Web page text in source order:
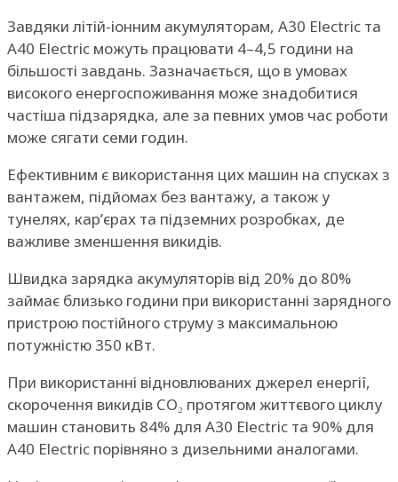
Завдяки літій-іонним акумуляторам, A30 Electric та
A40 Electric можуть працювати 4–4,5 години на
більшості завдань. Зазначається, що в умовах
високого енергоспоживання може знадобитися
частіша підзарядка, але за певних умов час роботи
може сягати семи годин.
Ефективним є використання цих машин на спусках з
вантажем, підйомах без вантажу, а також у
тунелях, кар’єрах та підземних розробках, де
важливе зменшення викидів.
Швидка зарядка акумуляторів від 20% до 80%
займає близько години при використанні зарядного
пристрою постійного струму з максимальною
потужністю 350 кВт.
При використанні відновлюваних джерел енергії,
скорочення викидів CO₂ протягом життєвого циклу
машин становить 84% для A30 Electric та 90% для
A40 Electric порівняно з дизельними аналогами.